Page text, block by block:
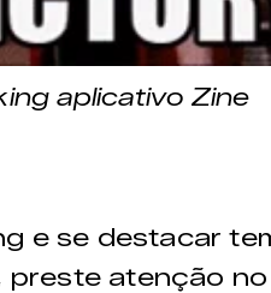
aplicativo Zine
e se destacar
preste atenção